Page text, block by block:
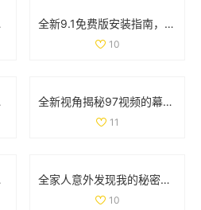
方法 全新9.1免费版安装指南，轻松掌握每个步骤与技巧
10
世界 全新视角揭秘97视频的幕后故事与影响力解析
11
光 全家人意外发现我的秘密心声，家庭关系因此引发的趣味故事
10